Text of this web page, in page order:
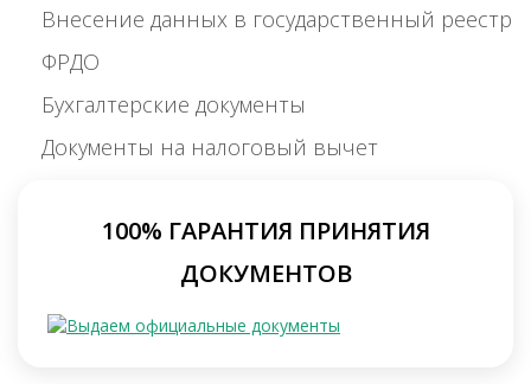
Внесение данных в государственный реестр
ФРДО
Бухгалтерские документы
Документы на налоговый вычет
100% ГАРАНТИЯ ПРИНЯТИЯ
ДОКУМЕНТОВ